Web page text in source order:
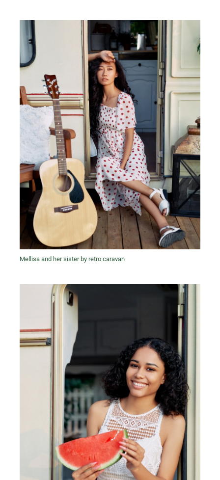
Mellisa and her sister by retro caravan